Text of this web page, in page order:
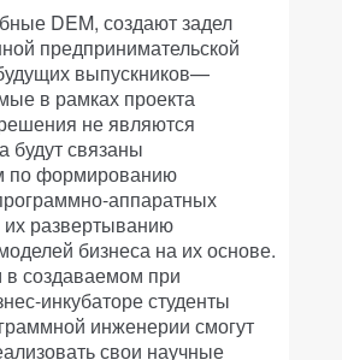
DEM, создают задел
предпринимательской
выпускников—
в рамках проекта
не являются
будут связаны
по формированию
аппаратных
развертыванию
бизнеса на их основе.
создаваемом при
инкубаторе студенты
инженерии смогут
свои научные